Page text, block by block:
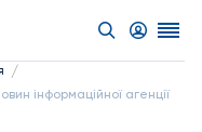
/
інформаційної агенції